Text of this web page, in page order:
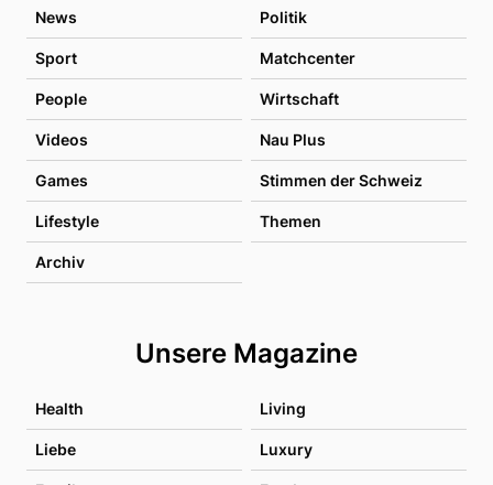
News Politik
Sport Matchcenter
People Wirtschaft
Videos Nau Plus
Games Stimmen der Schweiz
Lifestyle Themen
Archiv
Unsere Magazine
Health Living
Liebe Luxury